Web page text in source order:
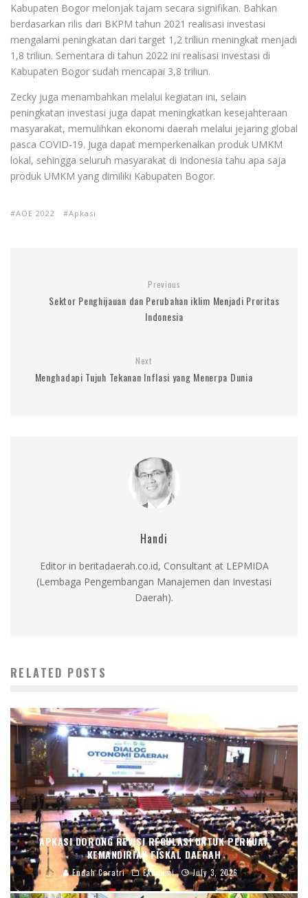
Kabupaten Bogor melonjak tajam secara signifikan. Bahkan
berdasarkan rilis dari BKPM tahun 2021 realisasi investasi
mengalami peningkatan dari target 1,2 triliun meningkat menjadi
1,8 triliun. Sementara di tahun 2022 ini realisasi investasi di
Kabupaten Bogor sudah mencapai 3,8 triliun.
Zecky juga menambahkan melalui kegiatan ini, selain
peningkatan investasi juga dapat meningkatkan kesejahteraan
masyarakat, memulihkan ekonomi daerah melalui jejaring global
pasca COVID-19. Juga dapat memperkenalkan produk UMKM
lokal, sehingga seluruh masyarakat di Indonesia tahu apa saja
produk UMKM yang dimiliki Kabupaten Bogor.
AOE 2022 Apkasi
Previous
Sektor Penghijauan dan Perubahan iklim Menjadi Proritas
Indonesia
Next
Menghadapi Tujuh Tekanan Inflasi yang Menerpa Dunia
Handi
Editor in beritadaerah.co.id, Consultant at LEPMIDA
(Lembaga Pengembangan Manajemen dan Investasi
Daerah).
RELATED POSTS
APKASI DORONG REVISI REGULASI UNTUK PERKUAT
KEMANDIRIAN FISKAL DAERAH
Endah Caratri Ekonomi July 3, 2026